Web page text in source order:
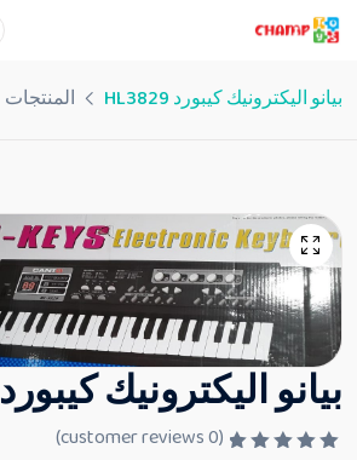
بيانو اليكترونيك كيبورد HL3829 المنتجات
بيانو اليكترونيك كيبورد HL3829
(
0